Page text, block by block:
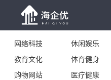
网络科技 休闲娱乐
教育文化
体育健身
购物网站
医疗健康